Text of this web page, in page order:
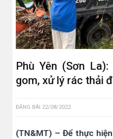
Phù Yên (Sơn
gom, xử lý rác thải
ĐĂNG BÀI 22/08/2022
(TN&MT) – Để thực